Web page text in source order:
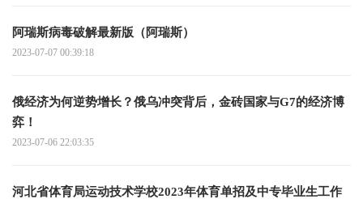
阿瑞斯病毒破解最新版（阿瑞斯）
2023-07-07 00:39:18
俄经济为何逆势增长？俄乌冲突背后，金砖国家与G7的经济博
弈！
2023-07-06 22:03:35
河北省体育局运动技术学校2023年体育单招及中专毕业生工作